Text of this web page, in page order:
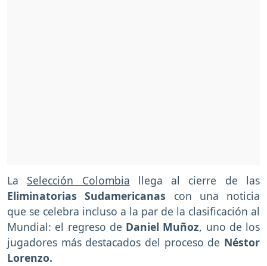
La Selección Colombia llega al cierre de las
Eliminatorias Sudamericanas con una noticia
que se celebra incluso a la par de la clasificación al
Mundial: el regreso de Daniel Muñoz, uno de los
jugadores más destacados del proceso de Néstor
Lorenzo.